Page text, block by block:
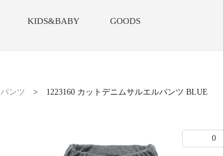
KIDS&BABY GOODS
パンツ > 1223160 カットデニムサルエルパンツ BLUE
0